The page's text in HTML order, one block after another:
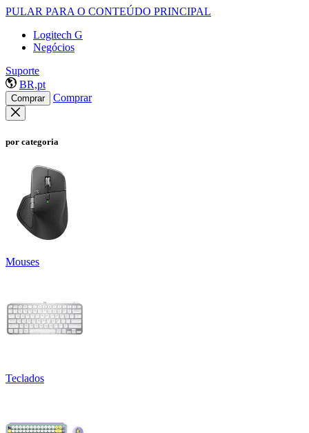
PULAR PARA O CONTEÚDO PRINCIPAL
Logitech G
Negócios
Suporte
BR,pt
Comprar Comprar
por categoria
Mouses
Teclados